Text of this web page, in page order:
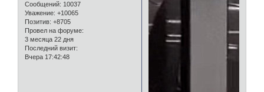
Сообщений: 10037
Уважение: +10065
Позитив: +8705
Провел на форуме:
3 месяца 22 дня
Последний визит:
Вчера 17:42:48